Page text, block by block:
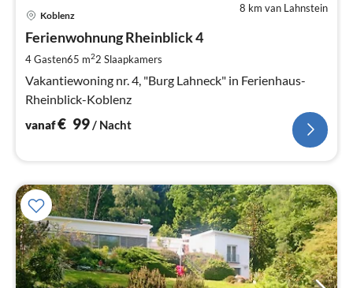
8 km van Lahnstein
Koblenz
Ferienwohnung Rheinblick 4
4 Gasten65 m22 Slaapkamers
Vakantiewoning nr. 4, "Burg Lahneck" in Ferienhaus-
Rheinblick-Koblenz
vanaf€ 99/ Nacht